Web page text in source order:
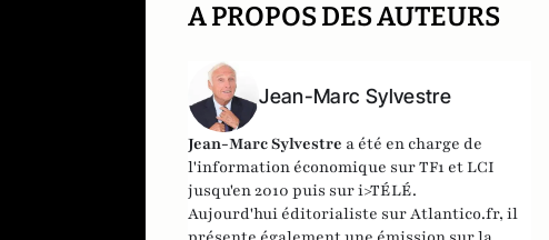
A PROPOS DES AUTEURS
Jean-Marc Sylvestre
Jean-Marc Sylvestre a été en charge de
l'information économique sur TF1 et LCI
jusqu'en 2010 puis sur i>TÉLÉ.
Aujourd'hui éditorialiste sur Atlantico.fr, il